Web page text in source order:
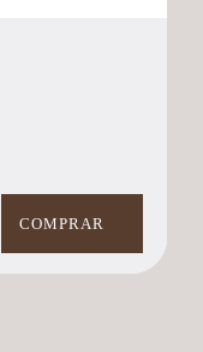
COMPRAR